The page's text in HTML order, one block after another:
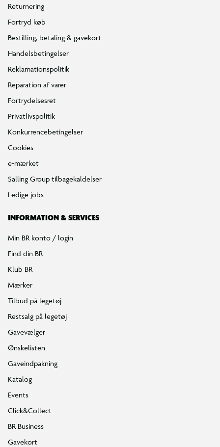
Returnering
Fortryd køb
Bestilling, betaling & gavekort
Handelsbetingelser
Reklamationspolitik
Reparation af varer
Fortrydelsesret
Privatlivspolitik
Konkurrencebetingelser
Cookies
e-mærket
Salling Group tilbagekaldelser
Ledige jobs
INFORMATION & SERVICES
Min BR konto / login
Find din BR
Klub BR
Mærker
Tilbud på legetøj
Restsalg på legetøj
Gavevælger
Ønskelisten
Gaveindpakning
Katalog
Events
Click&Collect
BR Business
Gavekort